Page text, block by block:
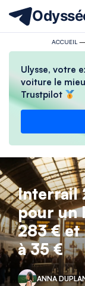
ACCUEIL —
Ulysse, votre
voiture le
Trustpilot
Interrail
pour un
283 € et
à 35 €
ANNA